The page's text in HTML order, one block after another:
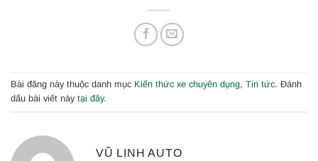
Bài đăng này thuộc danh mục Kiến thức xe chuyên dụng, Tin tức. Đánh
dấu bài viết này tại đây.
VŨ LINH AUTO